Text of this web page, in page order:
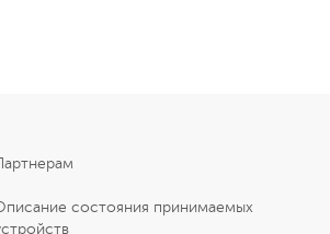
состояния принимаемых